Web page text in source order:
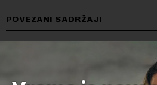
POVEZANI SADRŽAJI